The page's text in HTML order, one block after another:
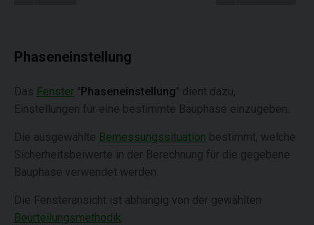
Phaseneinstellung
Das Fenster "Phaseneinstellung" dient dazu,
Einstellungen für eine bestimmte Bauphase einzugeben.
Die ausgewählte Bemessungssituation bestimmt, welche
Sicherheitsbeiwerte in der Berechnung für die gegebene
Bauphase verwendet werden.
Die Fensteransicht ist abhängig von der gewählten
Beurteilungsmethodik